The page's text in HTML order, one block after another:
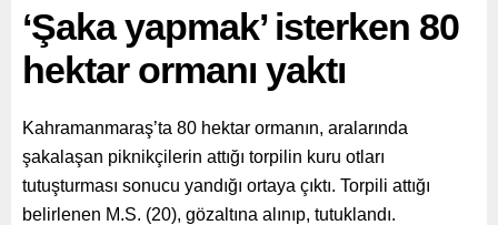
‘Şaka yapmak’ isterken 80
hektar ormanı yaktı
Kahramanmaraş’ta 80 hektar ormanın, aralarında
şakalaşan piknikçilerin attığı torpilin kuru otları
tutuşturması sonucu yandığı ortaya çıktı. Torpili attığı
belirlenen M.S. (20), gözaltına alınıp, tutuklandı.